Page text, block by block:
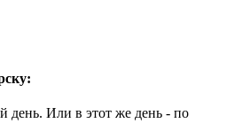
день. Или в этот же день - по